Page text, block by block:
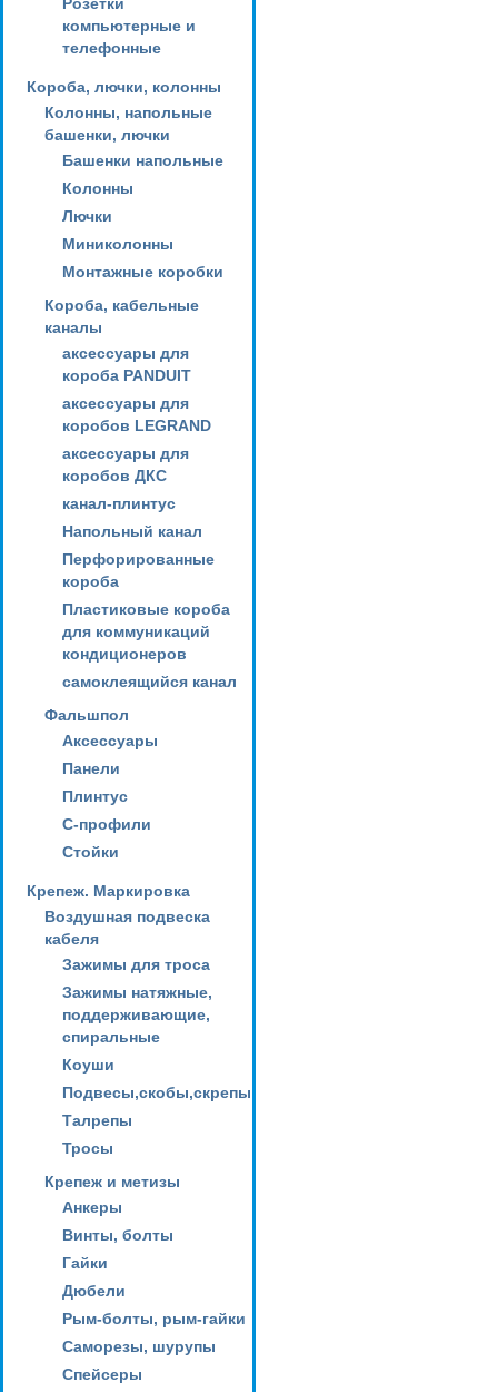
компьютерные и
телефонные
Короба, лючки, колонны
Колонны, напольные
башенки, лючки
Башенки напольные
Колонны
Лючки
Миниколонны
Монтажные коробки
Короба, кабельные
каналы
аксессуары для
короба PANDUIT
аксессуары для
коробов LEGRAND
аксессуары для
коробов ДКС
канал-плинтус
Напольный канал
Перфорированные
короба
Пластиковые короба
для коммуникаций
кондиционеров
самоклеящийся канал
Фальшпол
Аксессуары
Панели
Плинтус
С-профили
Стойки
Крепеж. Маркировка
Воздушная подвеска
кабеля
Зажимы для троса
Зажимы натяжные,
поддерживающие,
спиральные
Коуши
Подвесы,скобы,скрепы
Талрепы
Тросы
Крепеж и метизы
Анкеры
Винты, болты
Гайки
Дюбели
Рым-болты, рым-гайки
Саморезы, шурупы
Спейсеры